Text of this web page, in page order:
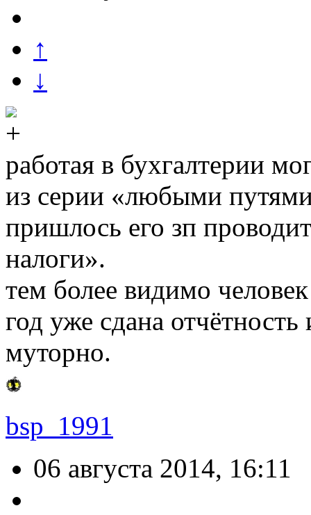
↑
↓
работая в бухгалтерии
из серии «любыми
пришлось его зп
налоги».
тем более видимо
год уже сдана
муторно.
bsp_1991
06 августа 2014, 16:11